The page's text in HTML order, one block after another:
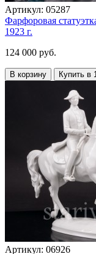
Артикул: 05287
Фарфоровая
1923 г.
124 000 руб.
В корзину Купить в
Артикул: 06926